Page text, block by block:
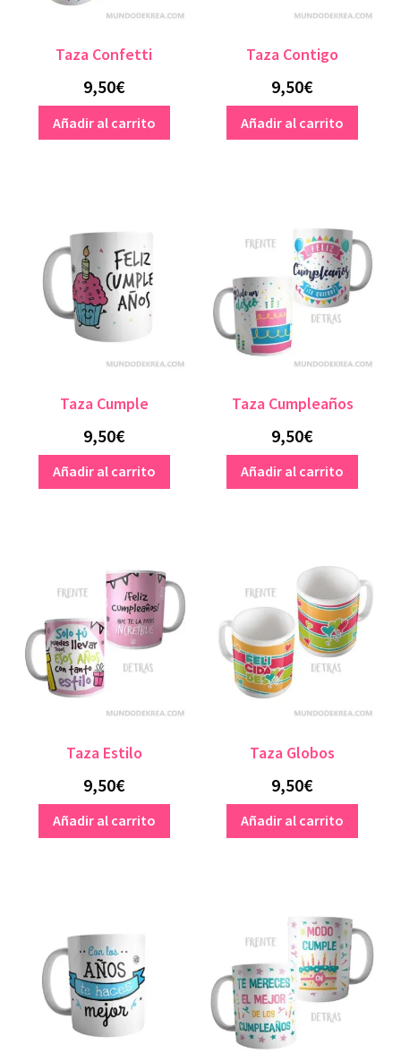
Taza Confetti
9,50€
Añadir al carrito
Taza Contigo
9,50€
Añadir al carrito
Taza Cumple
9,50€
Añadir al carrito
Taza Cumpleaños
9,50€
Añadir al carrito
Taza Estilo
9,50€
Añadir al carrito
Taza Globos
9,50€
Añadir al carrito